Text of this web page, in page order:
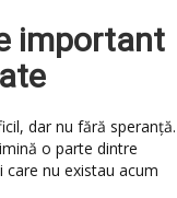
important
dar nu fără speranță.
o parte dintre
care nu existau acum